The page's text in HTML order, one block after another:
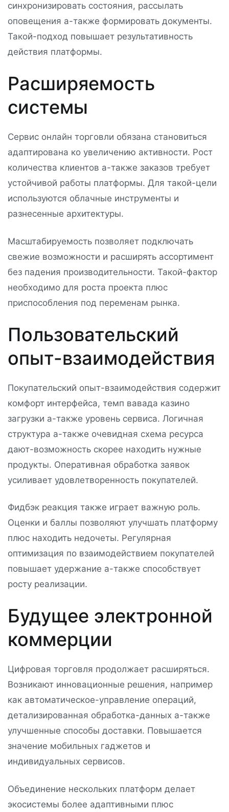
синхронизировать состояния, рассылать
оповещения а-также формировать документы.
Такой-подход повышает результативность
действия платформы.
Расширяемость
системы
Сервис онлайн торговли обязана становиться
адаптирована ко увеличению активности. Рост
количества клиентов а-также заказов требует
устойчивой работы платформы. Для такой-цели
используются облачные инструменты и
разнесенные архитектуры.
Масштабируемость позволяет подключать
свежие возможности и расширять ассортимент
без падения производительности. Такой-фактор
необходимо для роста проекта плюс
приспособления под переменам рынка.
Пользовательский
опыт-взаимодействия
Покупательский опыт-взаимодействия содержит
комфорт интерфейса, темп вавада казино
загрузки а-также уровень сервиса. Логичная
структура а-также очевидная схема ресурса
дают-возможность скорее находить нужные
продукты. Оперативная обработка заявок
усиливает удовлетворенность покупателей.
Фидбэк реакция также играет важную роль.
Оценки и баллы позволяют улучшать платформу
плюс находить недочеты. Регулярная
оптимизация по взаимодействием покупателей
повышает удержание а-также способствует
росту реализации.
Будущее электронной
коммерции
Цифровая торговля продолжает расширяться.
Возникают инновационные решения, например
как автоматическое-управление операций,
детализированная обработка-данных а-также
улучшенные способы доставки. Повышается
значение мобильных гаджетов и
индивидуальных сервисов.
Объединение нескольких платформ делает
экосистемы более адаптивными плюс